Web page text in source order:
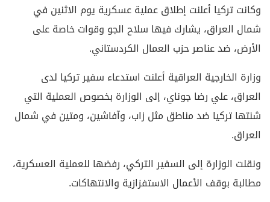
وكانت تركيا أعلنت إطلاق عملية عسكرية يوم الاثنين في
شمال العراق، يشارك فيها سلاح الجو وقوات خاصة على
الأرض، ضد عناصر حزب العمال الكردستاني.
وزارة الخارجية العراقية أعلنت استدعاء سفير تركيا لدى
العراق، علي رضا جوناي، إلى الوزارة بخصوص العملية التي
شنتها تركيا ضد مناطق مثل زاب، وآفاشين، ومتين في شمال
العراق.
ونقلت الوزارة إلى السفير التركي، رفضها للعملية العسكرية،
مطالبة بوقف الأعمال الاستفزازية والانتهاكات.